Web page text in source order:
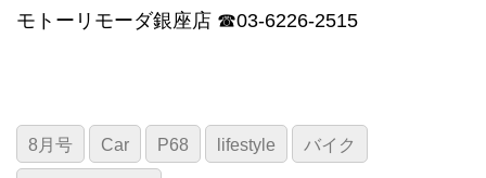
モトーリモーダ銀座店 ☎03-6226-2515
8月号 Car P68 lifestyle バイク